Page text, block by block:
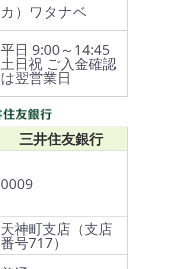
カ）ワタナベ
平日 9:00～14:45
土日祝 ご入金確認
は翌営業日
三井住友銀行
0009
天神町支店（支店
番号717）